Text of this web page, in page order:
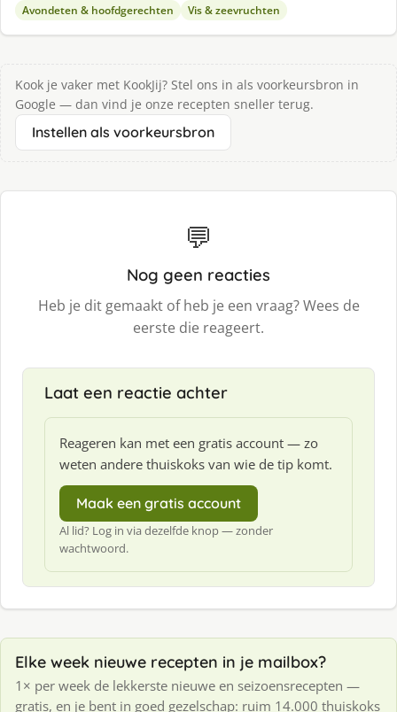
Avondeten & hoofdgerechten Vis & zeevruchten
Kook je vaker met KookJij? Stel ons in als voorkeursbron in
Google — dan vind je onze recepten sneller terug.
Instellen als voorkeursbron
💬
Nog geen reacties
Heb je dit gemaakt of heb je een vraag? Wees de
eerste die reageert.
Laat een reactie achter
Reageren kan met een gratis account — zo
weten andere thuiskoks van wie de tip komt.
Maak een gratis account
Al lid? Log in via dezelfde knop — zonder
wachtwoord.
Elke week nieuwe recepten in je mailbox?
1× per week de lekkerste nieuwe en seizoensrecepten —
gratis, en je bent in goed gezelschap: ruim 14.000 thuiskoks